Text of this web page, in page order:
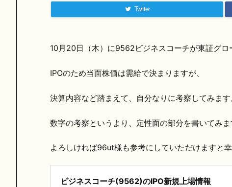
Twitter
10月20日（木）に9562ビジネスコーチが東証グロ
IPOのため当面株価は需給で決まりますが、
決算内容など踏まえて、自分なりに考察してみます
数字の考察というより、定性面の部分を書いてみま
よろしければ96ut様も参考にしていただけますと幸
ビジネスコーチ(9562)のIPO新規上場情報